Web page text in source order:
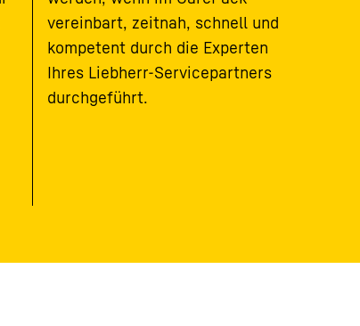
vereinbart, zeitnah, schnell und
kompetent durch die Experten
Ihres Liebherr-Servicepartners
durchgeführt.